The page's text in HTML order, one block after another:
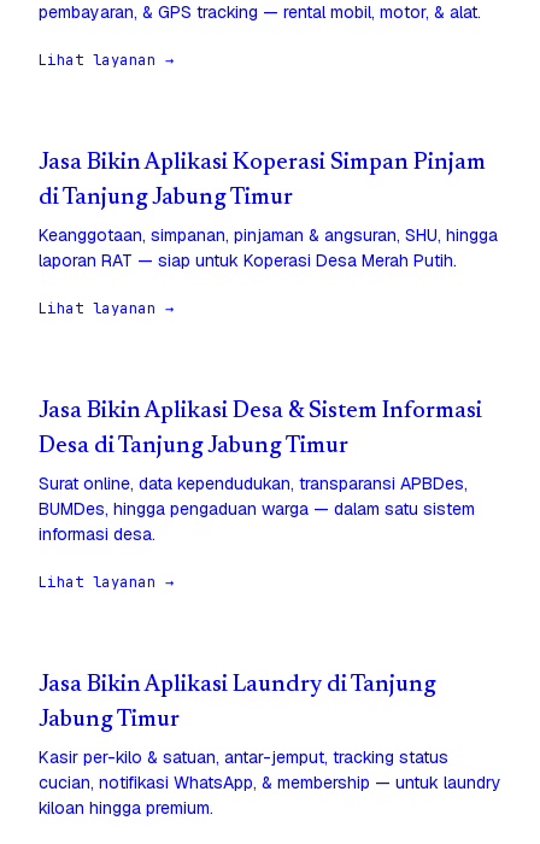
pembayaran, & GPS tracking — rental mobil, motor, & alat.
Lihat layanan →
Jasa Bikin Aplikasi Koperasi Simpan Pinjam
di Tanjung Jabung Timur
Keanggotaan, simpanan, pinjaman & angsuran, SHU, hingga
laporan RAT — siap untuk Koperasi Desa Merah Putih.
Lihat layanan →
Jasa Bikin Aplikasi Desa & Sistem Informasi
Desa di Tanjung Jabung Timur
Surat online, data kependudukan, transparansi APBDes,
BUMDes, hingga pengaduan warga — dalam satu sistem
informasi desa.
Lihat layanan →
Jasa Bikin Aplikasi Laundry di Tanjung
Jabung Timur
Kasir per-kilo & satuan, antar-jemput, tracking status
cucian, notifikasi WhatsApp, & membership — untuk laundry
kiloan hingga premium.